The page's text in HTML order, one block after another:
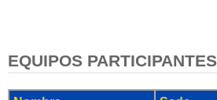
EQUIPOS PARTICIPANTES